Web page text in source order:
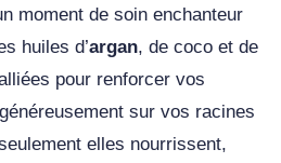
moment de soin enchanteur
huiles d’argan, de coco et de
pour renforcer vos
sur vos racines
elles nourrissent,